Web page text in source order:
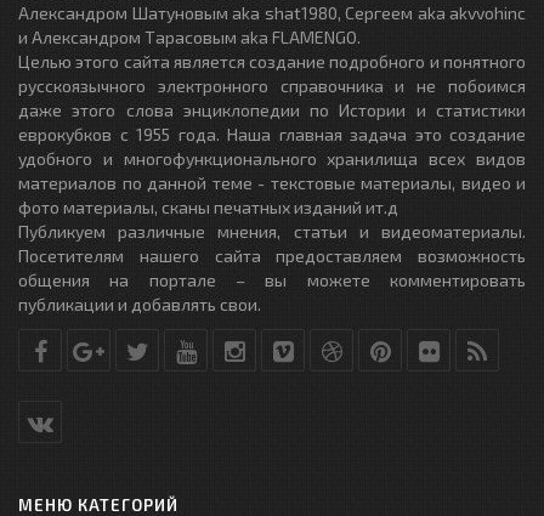
Александром Шатуновым aka shat1980, Сергеем aka akvvohinc
и Александром Тарасовым aka FLAMENGO.
Целью этого сайта является создание подробного и понятного
русскоязычного электронного справочника и не побоимся
даже этого слова энциклопедии по Истории и статистики
еврокубков с 1955 года. Наша главная задача это создание
удобного и многофункционального хранилища всех видов
материалов по данной теме - текстовые материалы, видео и
фото материалы, сканы печатных изданий ит.д
Публикуем различные мнения, статьи и видеоматериалы.
Посетителям нашего сайта предоставляем возможность
общения на портале – вы можете комментировать
публикации и добавлять свои.
МЕНЮ КАТЕГОРИЙ